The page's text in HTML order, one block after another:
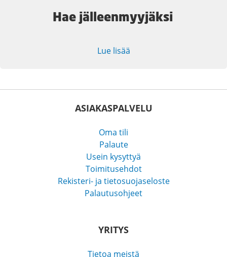
Hae jälleenmyyjäksi
Lue lisää
ASIAKASPALVELU
Oma tili
Palaute
Usein kysyttyä
Toimitusehdot
Rekisteri- ja tietosuojaseloste
Palautusohjeet
YRITYS
Tietoa meistä